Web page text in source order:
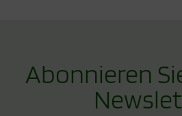
Abonnieren